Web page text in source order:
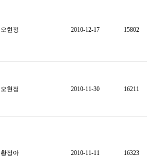
오현정 2010-12-17 15802
오현정 2010-11-30 16211
황정아 2010-11-11 16323